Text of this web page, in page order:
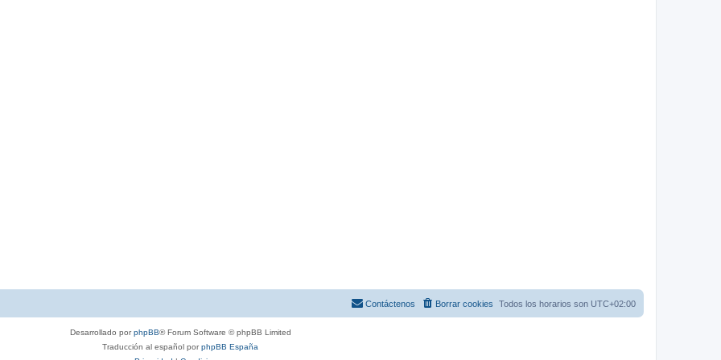
Todos los horarios son UTC+02:00
Borrar cookies
Contáctenos
Desarrollado porphpBB® Forum Software © phpBB Limited
Traducción al español porphpBB España